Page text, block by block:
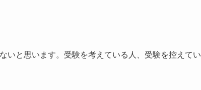
いと思います。受験を考えている人、受験を控えてい